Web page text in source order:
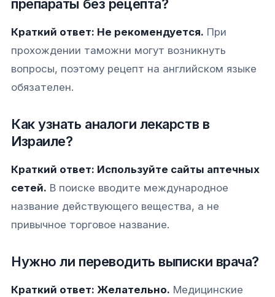
препараты без рецепта?
Краткий ответ: Не рекомендуется. При
прохождении таможни могут возникнуть
вопросы, поэтому рецепт на английском языке
обязателен.
Как узнать аналоги лекарств в
Израиле?
Краткий ответ: Используйте сайты аптечных
сетей. В поиске вводите международное
название действующего вещества, а не
привычное торговое название.
Нужно ли переводить выписки врача?
Краткий ответ: Желательно. Медицинские